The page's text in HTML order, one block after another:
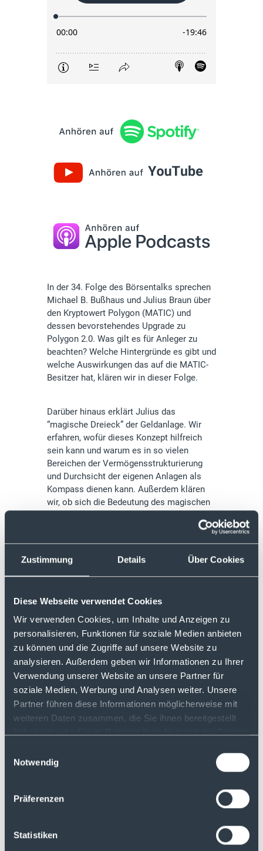
Zustimmung Details Über Cookies
Diese Webseite verwendet Cookies
Wir verwenden Cookies, um Inhalte und Anzeigen zu
personalisieren, Funktionen für soziale Medien anbieten
zu können und die Zugriffe auf unsere Website zu
analysieren. Außerdem geben wir Informationen zu Ihrer
Verwendung unserer Website an unsere Partner für
soziale Medien, Werbung und Analysen weiter. Unsere
Partner führen diese Informationen möglicherweise mit
weiteren Daten zusammen, die Sie ihnen bereitgestellt
Notwendig
Präferenzen
Statistiken
In der 34. Folge des Börsentalks sprechen
Michael B. Bußhaus und Julius Braun über
den Kryptowert Polygon (MATIC) und
dessen bevorstehendes Upgrade zu
Polygon 2.0. Was gilt es für Anleger zu
beachten? Welche Hintergründe es gibt und
welche Auswirkungen das auf die MATIC-
Besitzer hat, klären wir in dieser Folge.
Darüber hinaus erklärt Julius das
“magische Dreieck” der Geldanlage. Wir
erfahren, wofür dieses Konzept hilfreich
sein kann und warum es in so vielen
Bereichen der Vermögensstrukturierung
und Durchsicht der eigenen Anlagen als
Kompass dienen kann. Außerdem klären
wir, ob sich die Bedeutung des magischen
Niedrigzinsphasen.
Wenn du möchtest, dass deine Frage in
einer der nächsten Folgen beantwortet
wird, schicke uns eine E-Mail an:
podcast(at)justtrade.com
Du hast noch kein Depot bei justTRADE:
Jetzt eröffnen